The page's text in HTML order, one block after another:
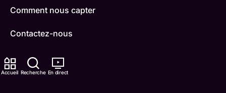
Accueil Recherche En direct
Comment nous capter
Contactez-nous
ONFR